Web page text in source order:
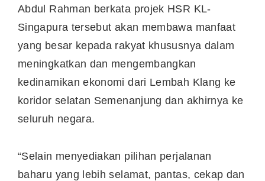
Abdul Rahman berkata projek HSR KL-
Singapura tersebut akan membawa manfaat
yang besar kepada rakyat khususnya dalam
meningkatkan dan mengembangkan
kedinamikan ekonomi dari Lembah Klang ke
koridor selatan Semenanjung dan akhirnya ke
seluruh negara.
“Selain menyediakan pilihan perjalanan
baharu yang lebih selamat, pantas, cekap dan